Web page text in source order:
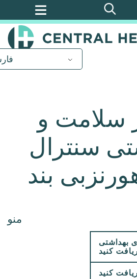
سلامت و
سنترال
بند
منو
بهداشتی
کنید
کنید